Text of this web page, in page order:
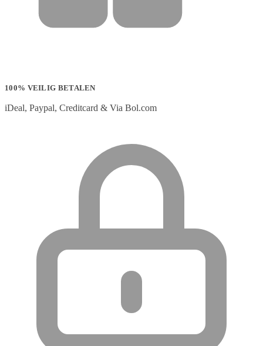
100% VEILIG BETALEN
iDeal, Paypal, Creditcard & Via Bol.com